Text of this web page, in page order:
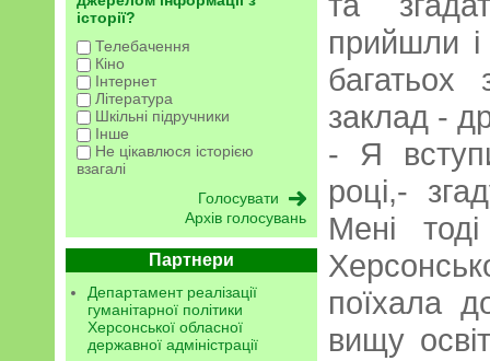
історії?
Телебачення
Кіно
Інтернет
Література
Шкільні підручники
Інше
Не цікавлюся історією
взагалі
Архів голосувань
Партнери
Департамент реалізації
гуманітарної політики
Херсонської обласної
державної адміністрації
прийшли
заклад -
- Я
році,-
Мені
поїхала
вищу